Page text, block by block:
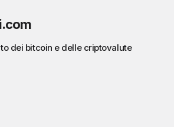
dei bitcoin e delle criptovalute